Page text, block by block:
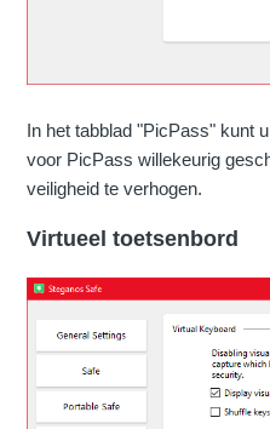
In het tabblad "PicPass" kunt
voor PicPass willekeurig
veiligheid te verhogen.
Virtueel toetsenbord